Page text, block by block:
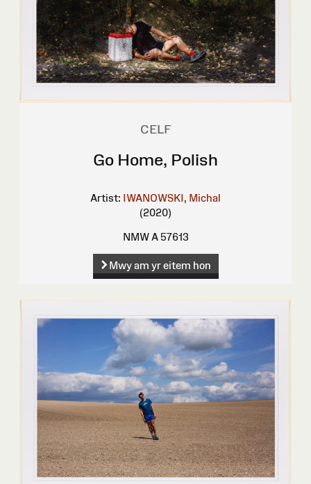
CELF
Go Home, Polish
Artist: IWANOWSKI, Michal
(2020)
NMW A 57613
Mwy am yr eitem hon